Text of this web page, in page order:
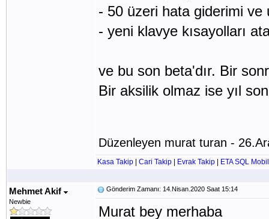
- 50 üzeri hata giderimi ve
- yeni klavye kısayolları
ve bu son beta'dır. Bir
Bir aksilik olmaz ise yıl
Düzenleyen murat turan -
Kasa Takip Cari Takip Evrak Takip ETA SQL Mobil
Mehmet Akif
Newbie
Gönderim Zamanı: 14.Nisan.2020 Saat 15:14
Murat bey merhaba